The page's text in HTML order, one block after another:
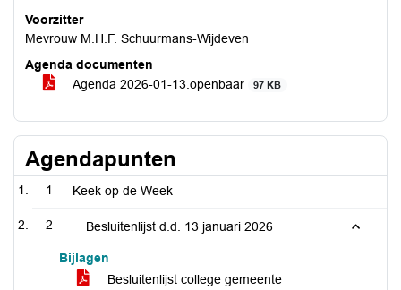
Voorzitter
Mevrouw M.H.F. Schuurmans-Wijdeven
Agenda documenten
Agenda 2026-01-13.openbaar
97 KB
Agendapunten
1 Keek op de Week
2 Besluitenlijst d.d. 13 januari 2026
Bijlagen
Besluitenlijst college gemeente